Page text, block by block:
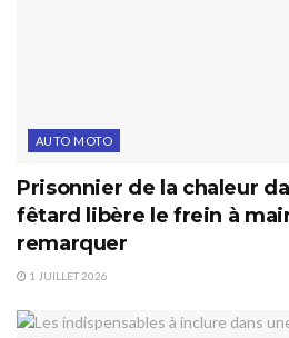
AUTO MOTO
Prisonnier de la chaleur
fêtard libère le frein à
remarquer
1 JUILLET 2026